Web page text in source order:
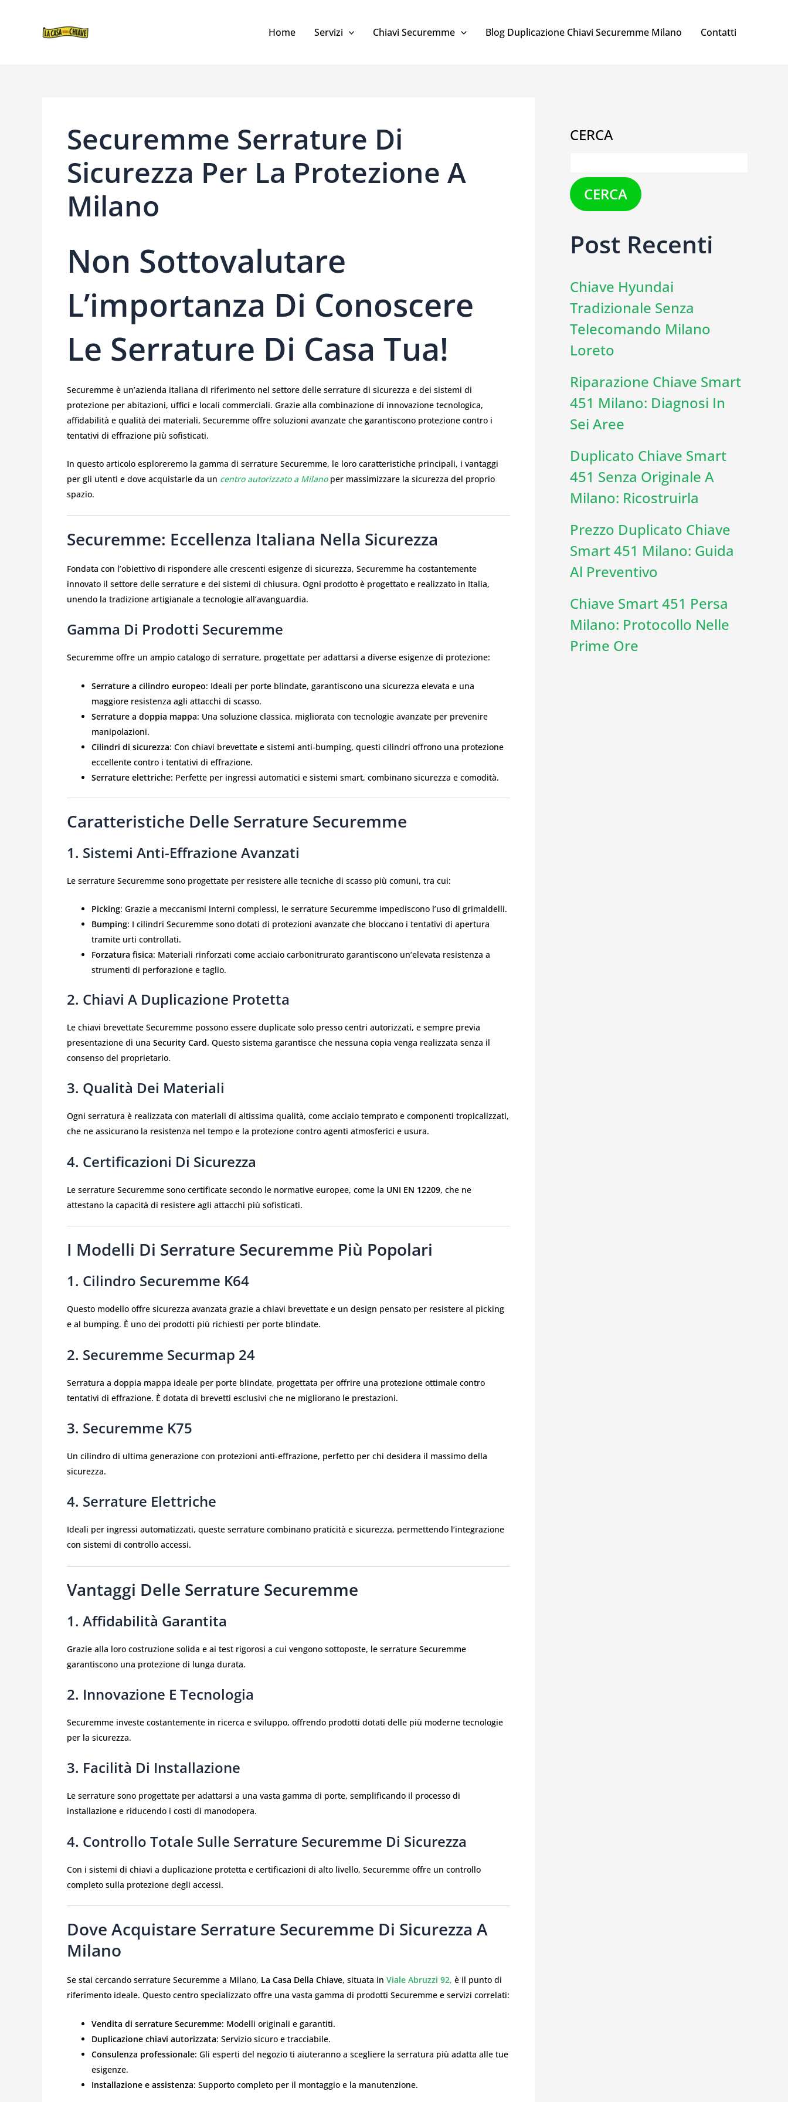
CONTENUTO
Home Servizi Chiavi Securemme Blog Duplicazione Chiavi Securemme Milano Contatti
Securemme Serrature Di
Sicurezza Per La Protezione A
Milano
Non Sottovalutare
L’importanza Di Conoscere
Le Serrature Di Casa Tua!
Securemme è un’azienda italiana di riferimento nel settore delle serrature di sicurezza e dei sistemi di
protezione per abitazioni, uffici e locali commerciali. Grazie alla combinazione di innovazione tecnologica,
affidabilità e qualità dei materiali, Securemme offre soluzioni avanzate che garantiscono protezione contro i
tentativi di effrazione più sofisticati.
In questo articolo esploreremo la gamma di serrature Securemme, le loro caratteristiche principali, i vantaggi
per gli utenti e dove acquistarle da un centro autorizzato a Milanoper massimizzare la sicurezza del proprio
spazio.
Securemme: Eccellenza Italiana Nella Sicurezza
Fondata con l’obiettivo di rispondere alle crescenti esigenze di sicurezza, Securemme ha costantemente
innovato il settore delle serrature e dei sistemi di chiusura. Ogni prodotto è progettato e realizzato in Italia,
unendo la tradizione artigianale a tecnologie all’avanguardia.
Gamma Di Prodotti Securemme
Securemme offre un ampio catalogo di serrature, progettate per adattarsi a diverse esigenze di protezione:
Serrature a cilindro europeo: Ideali per porte blindate, garantiscono una sicurezza elevata e una
maggiore resistenza agli attacchi di scasso.
Serrature a doppia mappa: Una soluzione classica, migliorata con tecnologie avanzate per prevenire
manipolazioni.
Cilindri di sicurezza: Con chiavi brevettate e sistemi anti-bumping, questi cilindri offrono una protezione
eccellente contro i tentativi di effrazione.
Serrature elettriche: Perfette per ingressi automatici e sistemi smart, combinano sicurezza e comodità.
Caratteristiche Delle Serrature Securemme
1. Sistemi Anti-Effrazione Avanzati
Le serrature Securemme sono progettate per resistere alle tecniche di scasso più comuni, tra cui:
Picking: Grazie a meccanismi interni complessi, le serrature Securemme impediscono l’uso di grimaldelli.
Bumping: I cilindri Securemme sono dotati di protezioni avanzate che bloccano i tentativi di apertura
tramite urti controllati.
Forzatura fisica: Materiali rinforzati come acciaio carbonitrurato garantiscono un’elevata resistenza a
strumenti di perforazione e taglio.
2. Chiavi A Duplicazione Protetta
Le chiavi brevettate Securemme possono essere duplicate solo presso centri autorizzati, e sempre previa
presentazione di una Security Card. Questo sistema garantisce che nessuna copia venga realizzata senza il
consenso del proprietario.
3. Qualità Dei Materiali
Ogni serratura è realizzata con materiali di altissima qualità, come acciaio temprato e componenti tropicalizzati,
che ne assicurano la resistenza nel tempo e la protezione contro agenti atmosferici e usura.
4. Certificazioni Di Sicurezza
Le serrature Securemme sono certificate secondo le normative europee, come la UNI EN 12209, che ne
attestano la capacità di resistere agli attacchi più sofisticati.
I Modelli Di Serrature Securemme Più Popolari
1. Cilindro Securemme K64
Questo modello offre sicurezza avanzata grazie a chiavi brevettate e un design pensato per resistere al picking
e al bumping. È uno dei prodotti più richiesti per porte blindate.
2. Securemme Securmap 24
Serratura a doppia mappa ideale per porte blindate, progettata per offrire una protezione ottimale contro
tentativi di effrazione. È dotata di brevetti esclusivi che ne migliorano le prestazioni.
3. Securemme K75
Un cilindro di ultima generazione con protezioni anti-effrazione, perfetto per chi desidera il massimo della
sicurezza.
4. Serrature Elettriche
Ideali per ingressi automatizzati, queste serrature combinano praticità e sicurezza, permettendo l’integrazione
con sistemi di controllo accessi.
Vantaggi Delle Serrature Securemme
1. Affidabilità Garantita
Grazie alla loro costruzione solida e ai test rigorosi a cui vengono sottoposte, le serrature Securemme
garantiscono una protezione di lunga durata.
2. Innovazione E Tecnologia
Securemme investe costantemente in ricerca e sviluppo, offrendo prodotti dotati delle più moderne tecnologie
per la sicurezza.
3. Facilità Di Installazione
Le serrature sono progettate per adattarsi a una vasta gamma di porte, semplificando il processo di
installazione e riducendo i costi di manodopera.
4. Controllo Totale Sulle Serrature Securemme Di Sicurezza
Con i sistemi di chiavi a duplicazione protetta e certificazioni di alto livello, Securemme offre un controllo
completo sulla protezione degli accessi.
Dove Acquistare Serrature Securemme Di Sicurezza A
Milano
Se stai cercando serrature Securemme a Milano, La Casa Della Chiave, situata in Viale Abruzzi 92, è il punto di
riferimento ideale. Questo centro specializzato offre una vasta gamma di prodotti Securemme e servizi correlati:
Vendita di serrature Securemme: Modelli originali e garantiti.
Duplicazione chiavi autorizzata: Servizio sicuro e tracciabile.
Consulenza professionale: Gli esperti del negozio ti aiuteranno a scegliere la serratura più adatta alle tue
esigenze.
Installazione e assistenza: Supporto completo per il montaggio e la manutenzione.
CERCA
CERCA
Post Recenti
Chiave Hyundai
Tradizionale Senza
Telecomando Milano
Loreto
Riparazione Chiave Smart
451 Milano: Diagnosi In
Sei Aree
Duplicato Chiave Smart
451 Senza Originale A
Milano: Ricostruirla
Prezzo Duplicato Chiave
Smart 451 Milano: Guida
Al Preventivo
Chiave Smart 451 Persa
Milano: Protocollo Nelle
Prime Ore